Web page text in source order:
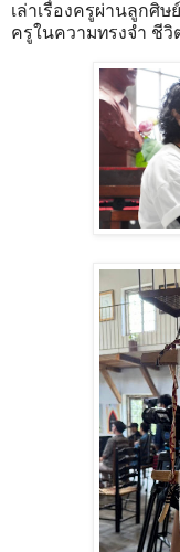
เล่าเรื่องครูผ่านลูกศิษ
ครูในความทรงจำ ชีวิ